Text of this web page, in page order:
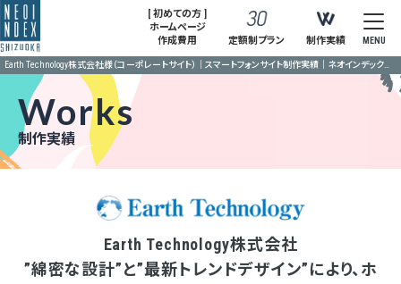
[ 初めての方 ]
ホームページ
作成費用
定額制プラン 制作実績 MENU
Works
制作実績
Earth Technology株式会社
”綿密な設計”と”最新トレンドデザイン”により、ホ